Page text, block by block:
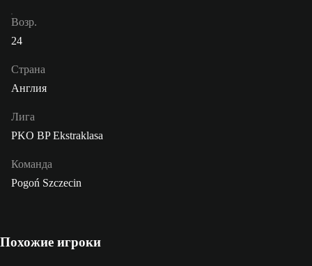
Возр.
24
Страна
Англия
Лига
PKO BP Ekstraklasa
Команда
Pogoń Szczecin
Похожие игроки